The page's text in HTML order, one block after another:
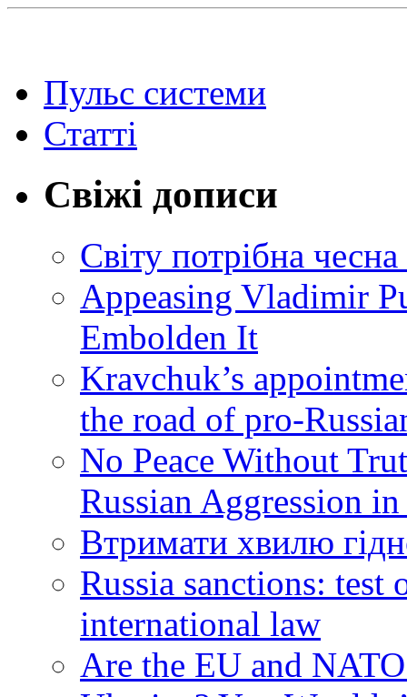
Пульс системи
Статті
Свіжі дописи
Світу потрібна
Appeasing Vladimir
Embolden It
Kravchuk’s
the road of pro-
No Peace Without
Russian Aggression
Втримати хвилю
Russia sanctions:
international law
Are the EU and